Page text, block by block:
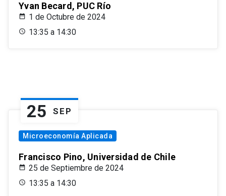
Yvan Becard, PUC Río
1 de Octubre de 2024
13:35 a 14:30
25 SEP
Microeconomía Aplicada
Francisco Pino, Universidad de Chile
25 de Septiembre de 2024
13:35 a 14:30